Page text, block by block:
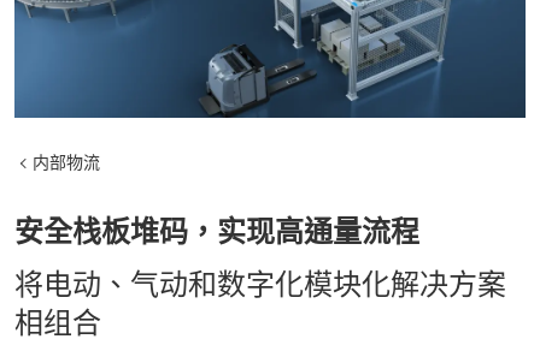
内部物流
安全栈板堆码，实现高通量流程
将电动、气动和数字化模块化解决方案
相组合